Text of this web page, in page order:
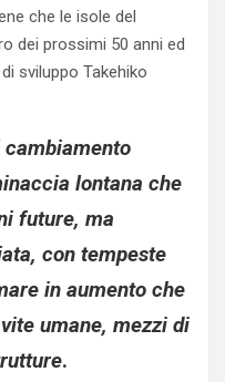
che le isole del
dei prossimi 50 anni ed
sviluppo Takehiko
lontana che
future, ma
con tempeste
in aumento che
umane, mezzi di
.